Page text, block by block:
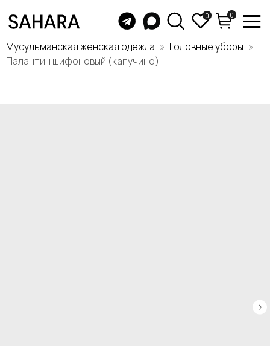
Мусульманская женская одежда
Головные уборы
Палантин шифоновый (капучино)